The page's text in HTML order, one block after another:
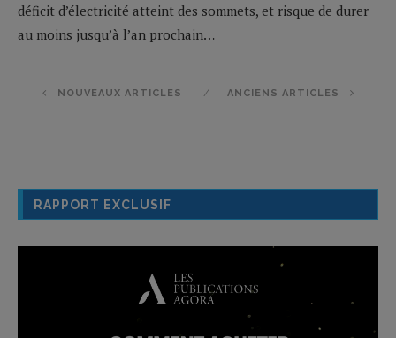
déficit d’électricité atteint des sommets, et risque de durer
au moins jusqu’à l’an prochain…
NOUVEAUX ARTICLES ANCIENS ARTICLES
RAPPORT EXCLUSIF